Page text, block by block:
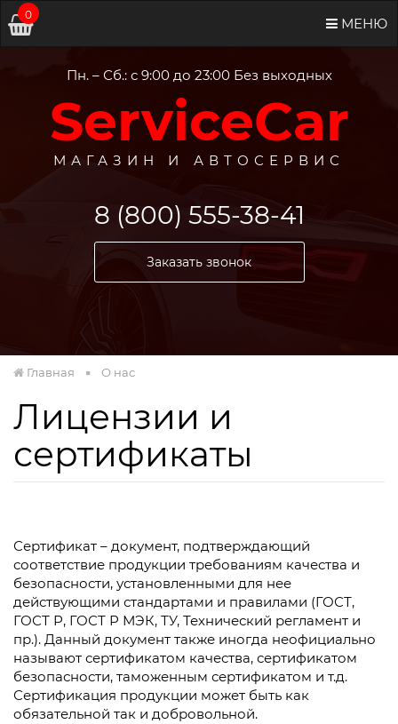
МЕНЮ
0
Пн. – Сб.: с 9:00 до 23:00 Без выходных
ServiceCar
МАГАЗИН И АВТОСЕРВИС
8 (800) 555-38-41
Заказать звонок
Главная О нас
Лицензии и
сертификаты
Сертификат – документ, подтверждающий
соответствие продукции требованиям качества и
безопасности, установленными для нее
действующими стандартами и правилами (ГОСТ,
ГОСТ Р, ГОСТ Р МЭК, ТУ, Технический регламент и
пр.). Данный документ также иногда неофициально
называют сертификатом качества, сертификатом
безопасности, таможенным сертификатом и т.д.
Сертификация продукции может быть как
обязательной так и добровольной.